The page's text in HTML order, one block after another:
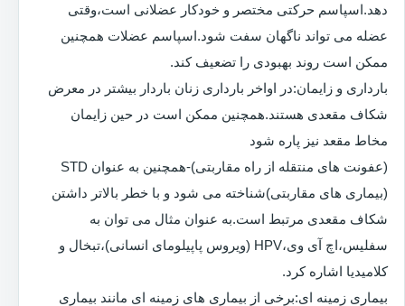
دهد.اسپاسم حرکتی مختصر و خودکار عضلانی است،وقتی
عضله می تواند ناگهان سفت شود.اسپاسم عضلات همچنین
ممکن است روند بهبودی را تضعیف کند.
بارداری و زایمان:در اواخر بارداری زنان باردار بیشتر در معرض
شکاف مقعدی هستند.همچنین ممکن است در حین زایمان
مخاط مقعد نیز پاره شود
(عفونت های منتقله از راه مقاربتی)-همچنین به عنوان STD
(بیماری های مقاربتی)شناخته می شود و با خطر بالاتر داشتن
شکاف مقعدی مرتبط است.به عنوان مثال می توان به
سفلیس،اچ آی وی،HPV (ویروس پاپیلومای انسانی)،تبخال و
کلامیدیا اشاره کرد.
بیماری زمینه ای:برخی از بیماری های زمینه ای مانند بیماری